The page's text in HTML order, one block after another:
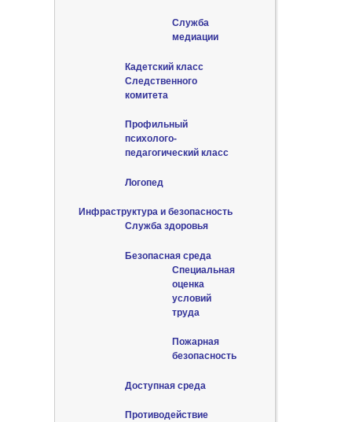
Служба
медиации
Кадетский класс
Следственного
комитета
Профильный
психолого-
педагогический класс
Логопед
Инфраструктура и безопасность
Служба здоровья
Безопасная среда
Специальная
оценка
условий
труда
Пожарная
безопасность
Доступная среда
Противодействие